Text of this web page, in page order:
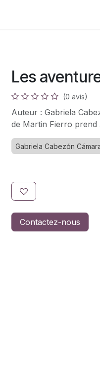
Les
(0 avis)
Auteur : Gabriela
de Martin Fierro prend
Gabriela Cabezón
Contactez-nous